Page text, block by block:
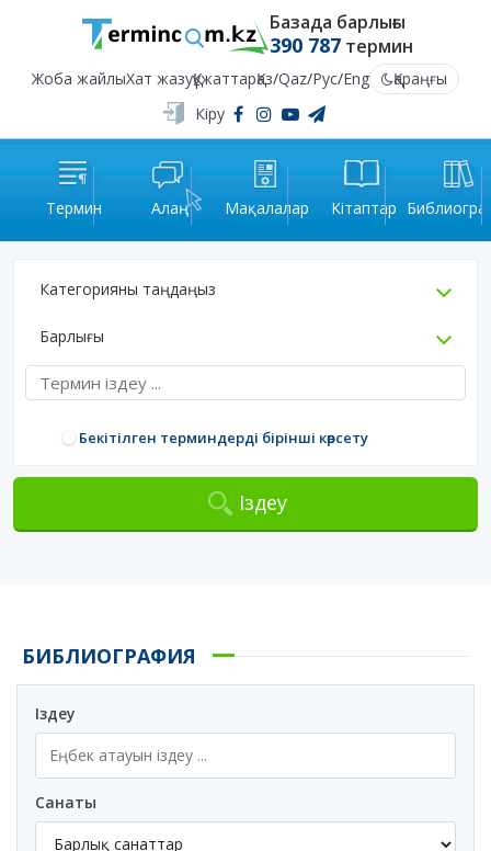
Базада барлығы
390 787термин
Жоба жайлыХат жазуҚұжаттарҚаз/Qaz/Рус/Eng
Қараңғы
Кіру
Термин Алаң Мақалалар Кітаптар
Категорияны таңдаңыз
Барлығы
Бекітілген терминдерді бірінші көрсету
Іздеу
БИБЛИОГРАФИЯ
Іздеу
Санаты